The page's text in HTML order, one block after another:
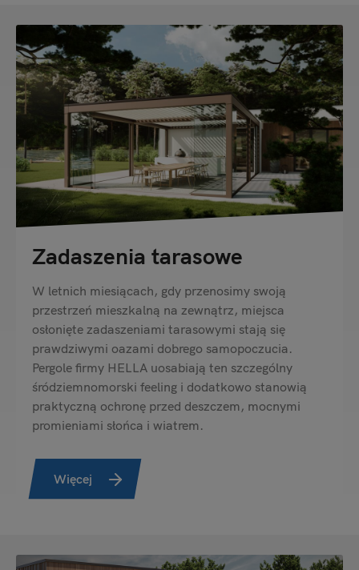
Zadaszenia tarasowe
W letnich miesiącach, gdy przenosimy swoją
przestrzeń mieszkalną na zewnątrz, miejsca
osłonięte zadaszeniami tarasowymi stają się
prawdziwymi oazami dobrego samopoczucia.
Pergole firmy HELLA uosabiają ten szczególny
śródziemnomorski feeling i dodatkowo stanowią
praktyczną ochronę przed deszczem, mocnymi
promieniami słońca i wiatrem.
Więcej